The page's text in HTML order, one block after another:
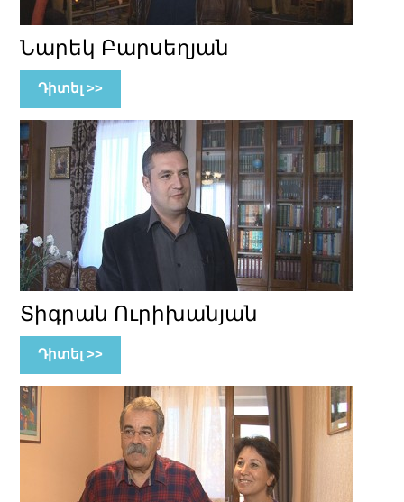
Նարեկ Բարսեղյան
Դիտել >>
Տիգրան Ուրիխանյան
Դիտել >>